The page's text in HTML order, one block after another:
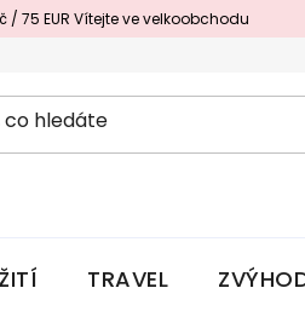
/ 75 EUR Vítejte ve velkoobchodu
TRAVEL